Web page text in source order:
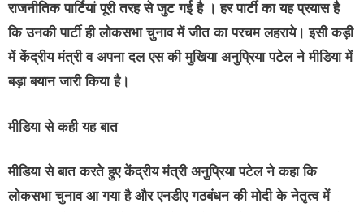
राजनीतिक पार्टियां पूरी तरह से जुट गई है । हर पार्टी का यह प्रयास है
कि उनकी पार्टी ही लोकसभा चुनाव में जीत का परचम लहराये। इसी कड़ी
में केंद्रीय मंत्री व अपना दल एस की मुखिया अनुप्रिया पटेल ने मीडिया में
बड़ा बयान जारी किया है।
मीडिया से कही यह बात
मीडिया से बात करते हुए केंद्रीय मंत्री अनुप्रिया पटेल ने कहा कि
लोकसभा चुनाव आ गया है और एनडीए गठबंधन की मोदी के नेतृत्व में